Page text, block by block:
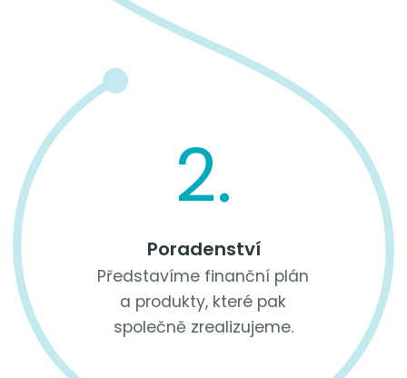
2.
Poradenství
Představíme finanční plán
a produkty, které pak
společně zrealizujeme.